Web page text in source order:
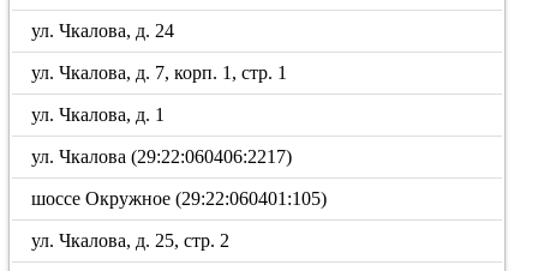
ул. Чкалова, д. 24
ул. Чкалова, д. 7, корп. 1, стр. 1
ул. Чкалова, д. 1
ул. Чкалова (29:22:060406:2217)
шоссе Окружное (29:22:060401:105)
ул. Чкалова, д. 25, стр. 2